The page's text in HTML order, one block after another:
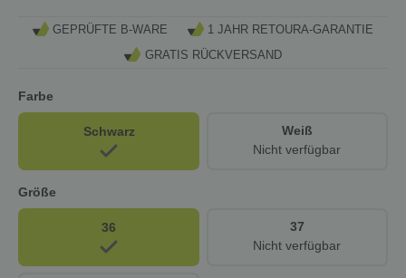
GEPRÜFTE B-WARE
1 JAHR RETOURA-GARANTIE
GRATIS RÜCKVERSAND
Farbe
Schwarz
Weiß
Nicht verfügbar
Größe
36
37
Nicht verfügbar